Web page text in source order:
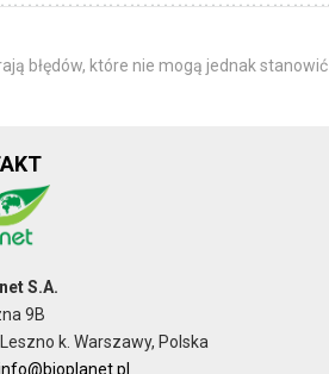
błędów, które nie mogą jednak stanowić
S.A.
9B
k. Warszawy, Polska